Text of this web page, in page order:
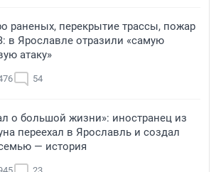
раненых, перекрытие трассы, пожар
в Ярославле отразили «самую
атаку»
54
о большой жизни»: иностранец из
переехал в Ярославль и создал
— история